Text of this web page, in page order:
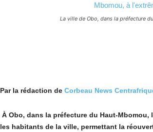
La ville de Obo, dans la préfecture
Par la rédaction de Corbeau News
À Obo, dans la préfecture du Haut-
les habitants de la ville, permettant la